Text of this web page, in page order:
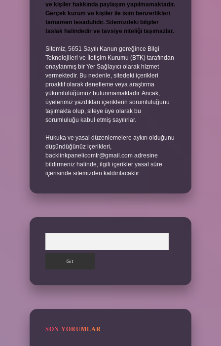
ve kişiler hakkında paylaşım yapılmamaktadır.
Gerçek kurum ve kişiler ile isim benzerlikleri
tamamen tesadüfidir. Sitemizdeki bilgiler
taslak halindedir ve tavsiye niteliği taşımazlar.
Sitemiz, 5651 Sayılı Kanun gereğince Bilgi
Teknolojileri ve İletişim Kurumu (BTK) tarafından
onaylanmış bir Yer Sağlayıcı olarak hizmet
vermektedir. Bu nedenle, sitedeki içerikleri
proaktif olarak denetleme veya araştırma
yükümlülüğümüz bulunmamaktadır. Ancak,
üyelerimiz yazdıkları içeriklerin sorumluluğunu
taşımakta olup, siteye üye olarak bu
sorumluluğu kabul etmiş sayılırlar.
Hukuka ve yasal düzenlemelere aykırı olduğunu
düşündüğünüz içerikleri,
backlinkpanelicomtr@gmail.com adresine
bildirmeniz halinde, ilgili içerikler yasal süre
içerisinde sitemizden kaldırılacaktır.
SON YORUMLAR